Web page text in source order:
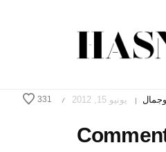
| يونيو 15, 2012 /
331